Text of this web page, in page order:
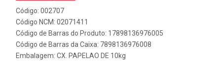
Código: 002707
Código NCM: 02071411
Código de Barras do Produto: 17898136976005
Código de Barras da Caixa: 7898136976008
Embalagem: CX. PAPELAO DE 10kg